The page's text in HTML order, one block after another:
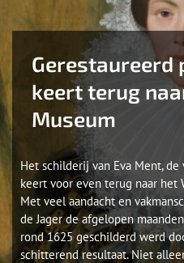
Gerestaureerd
keert terug
Museum
Het schilderij van Eva Ment, de
keert voor even terug naar het
Met veel aandacht en
de Jager de afgelopen
rond 1625 geschilderd werd
schitterend resultaat. Niet